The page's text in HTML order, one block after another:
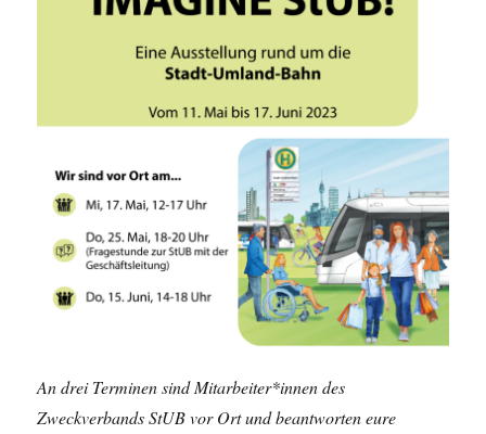
An drei Terminen sind Mitarbeiter*innen des
Zweckverbands StUB vor Ort und beantworten eure